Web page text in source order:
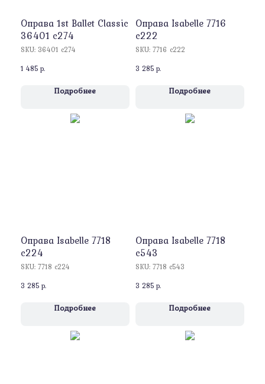
Оправa 1st Ballet Classic
36401 c274
SKU: 36401 c274
1 485 р.
Подробнее
Оправa Isabelle 7716
c222
SKU: 7716 c222
3 285 р.
Подробнее
Оправa Isabelle 7718
c224
SKU: 7718 c224
3 285 р.
Подробнее
Оправa Isabelle 7718
c543
SKU: 7718 c543
3 285 р.
Подробнее